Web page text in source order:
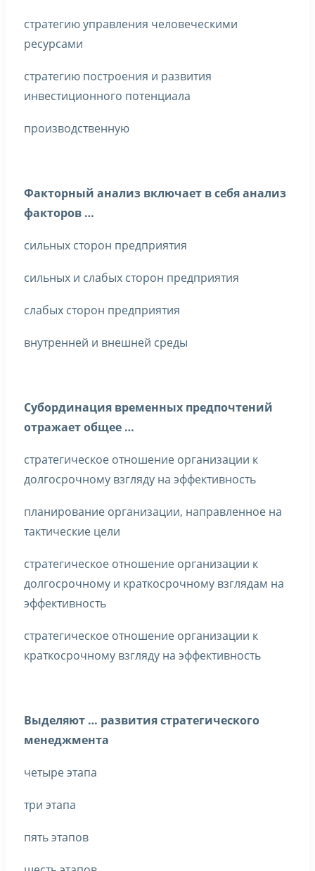
стратегию управления человеческими
ресурсами
стратегию построения и развития
инвестиционного потенциала
производственную
Факторный анализ включает в себя анализ
факторов …
сильных сторон предприятия
сильных и слабых сторон предприятия
слабых сторон предприятия
внутренней и внешней среды
Субординация временных предпочтений
отражает общее …
стратегическое отношение организации к
долгосрочному взгляду на эффективность
планирование организации, направленное на
тактические цели
стратегическое отношение организации к
долгосрочному и краткосрочному взглядам на
эффективность
стратегическое отношение организации к
краткосрочному взгляду на эффективность
Выделяют … развития стратегического
менеджмента
четыре этапа
три этапа
пять этапов